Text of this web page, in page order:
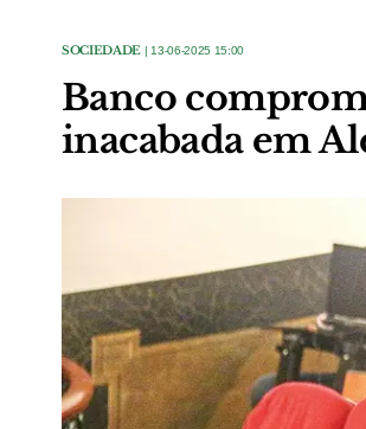
SOCIEDADE | 13-06-2025 15:00
Banco
inacabada em